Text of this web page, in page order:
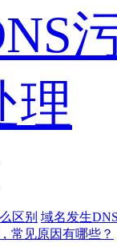
理
区别 域名发生
常见原因有哪些？